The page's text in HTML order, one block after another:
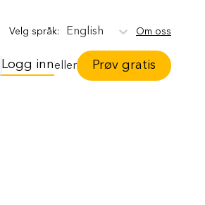
Velg språk: English Om oss
Logg inneller Prøv gratis